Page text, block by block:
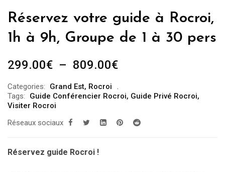
Réservez votre guide à Rocroi,
1h à 9h, Groupe de 1 à 30 pers
299.00€ – 809.00€Plage
prix :
à
Categories: Grand Est, Rocroi
Tags:
Guide Conférencier Rocroi, Guide Privé Rocroi,
Visiter Rocroi
Réseaux sociaux
Réservez guide Rocroi !